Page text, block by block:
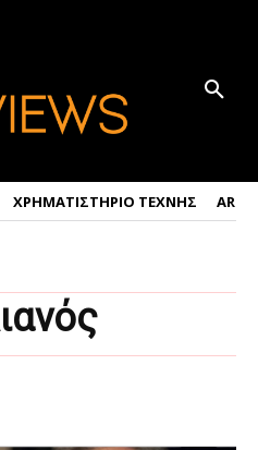
ΧΡΗΜΑΤΙΣΤΗΡΙΟ ΤΕΧΝΗΣ ART